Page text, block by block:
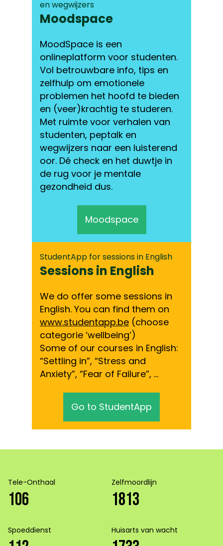
en wegwijzers
Moodspace
MoodSpace is een
onlineplatform voor studenten.
Vol betrouwbare info, tips en
zelfhulp om emotionele
problemen het hoofd te bieden
en (veer)krachtig te studeren.
Met ruimte voor verhalen van
studenten, peptalk en
wegwijzers naar een luisterend
oor. Dé check en het duwtje in
de rug voor je mentale
gezondheid dus.
Moodspace
StudentApp for sessions in English
Sessions in English
We do offer some sessions in
English. You can find them on
www.studentapp.be (choose
categorie ‘wellbeing’)
Some of our courses in English:
“Settling in”, “Stress and
Anxiety”, “Fear of Failure”, …
Go to StudentApp
Tele-Onthaal
106
Zelfmoordlijn
1813
Spoeddienst Huisarts van wacht